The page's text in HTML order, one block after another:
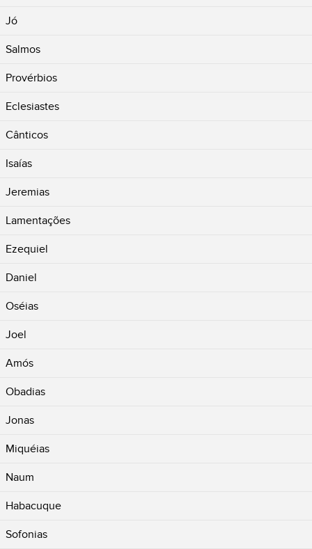
Jó
Salmos
Provérbios
Eclesiastes
Cânticos
Isaías
Jeremias
Lamentações
Ezequiel
Daniel
Oséias
Joel
Amós
Obadias
Jonas
Miquéias
Naum
Habacuque
Sofonias